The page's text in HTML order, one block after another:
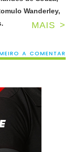
Wanderley,
MAIS >
A COMENTAR